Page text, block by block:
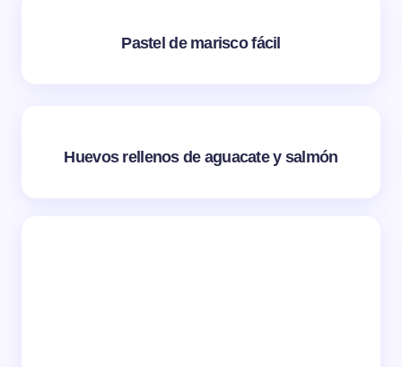
Pastel de marisco fácil
Huevos rellenos de aguacate y salmón